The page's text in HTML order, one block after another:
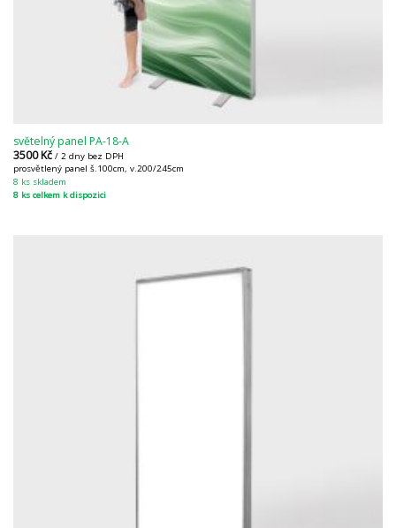
světelný panel PA-18-A
3500Kč / 2 dny bez DPH
prosvětlený panel š.100cm, v.200/245cm
8 ks skladem
8 ks celkem k dispozici